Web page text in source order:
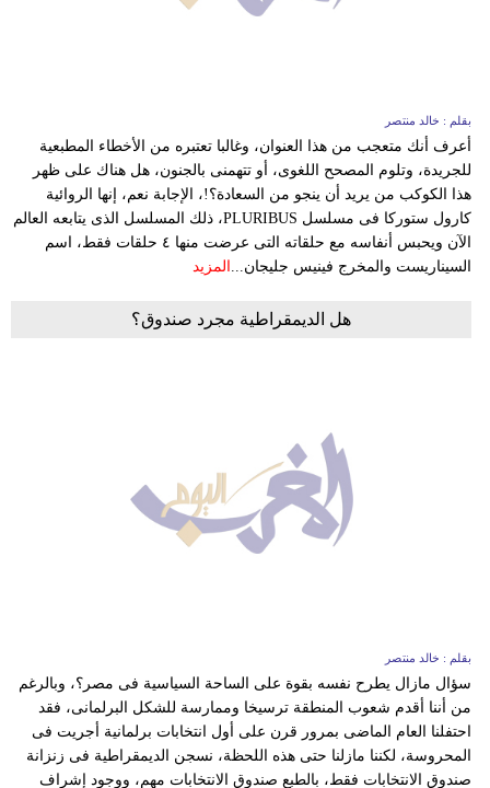
بقلم : خالد منتصر
أعرف أنك متعجب من هذا العنوان، وغالبا تعتبره من الأخطاء المطبعية
للجريدة، وتلوم المصحح اللغوى، أو تتهمنى بالجنون، هل هناك على ظهر
هذا الكوكب من يريد أن ينجو من السعادة؟!، الإجابة نعم، إنها الروائية
كارول ستوركا فى مسلسل PLURIBUS، ذلك المسلسل الذى يتابعه العالم
الآن ويحبس أنفاسه مع حلقاته التى عرضت منها ٤ حلقات فقط، اسم
السيناريست والمخرج فينيس جليجان...
المزيد
هل الديمقراطية مجرد صندوق؟
بقلم : خالد منتصر
سؤال مازال يطرح نفسه بقوة على الساحة السياسية فى مصر؟، وبالرغم
من أننا أقدم شعوب المنطقة ترسيخا وممارسة للشكل البرلمانى، فقد
احتفلنا العام الماضى بمرور قرن على أول انتخابات برلمانية أجريت فى
المحروسة، لكننا مازلنا حتى هذه اللحظة، نسجن الديمقراطية فى زنزانة
صندوق الانتخابات فقط، بالطبع صندوق الانتخابات مهم، ووجود إشراف